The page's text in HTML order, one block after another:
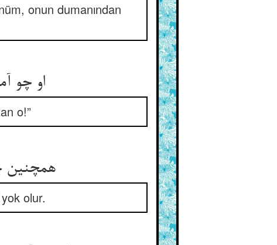
onun dumanından
او چو
o!”
همچنین
olur.